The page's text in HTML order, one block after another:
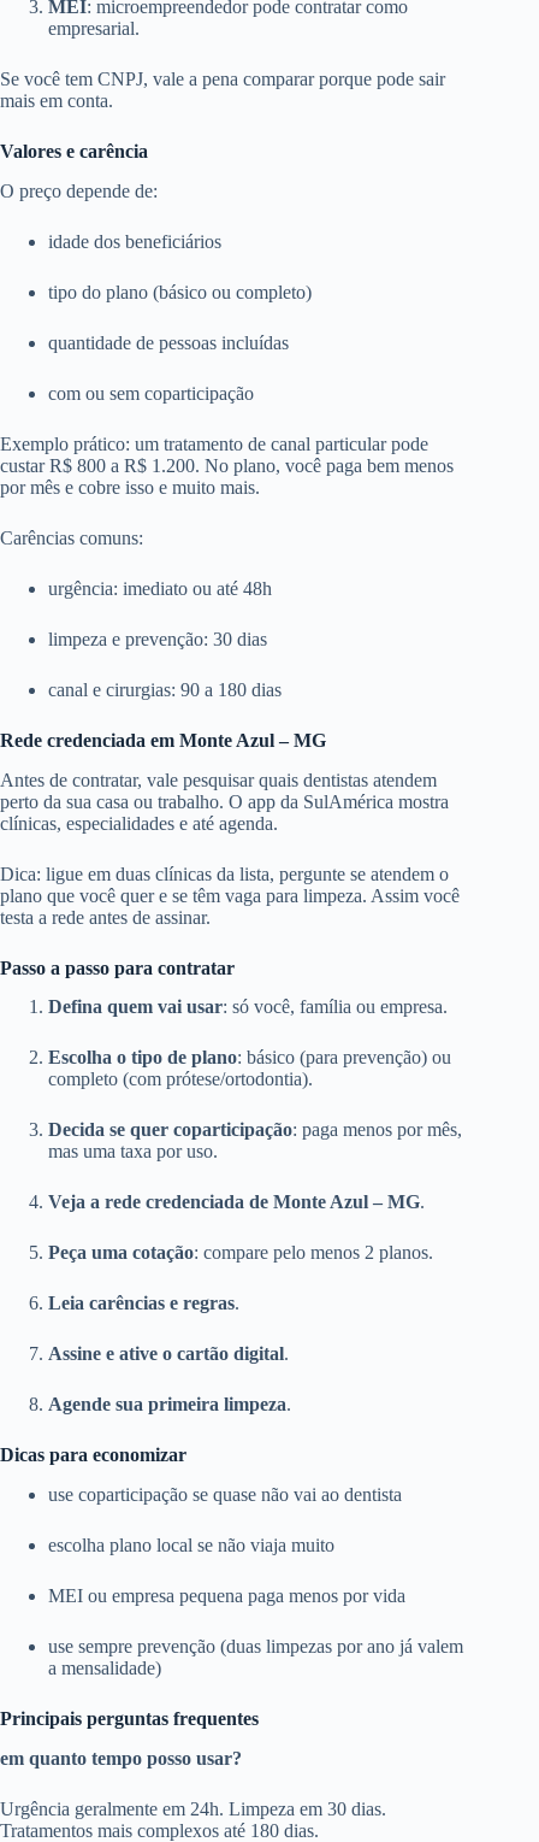
MEI: microempreendedor pode contratar como
empresarial.
Se você tem CNPJ, vale a pena comparar porque pode sair
mais em conta.
Valores e carência
O preço depende de:
idade dos beneficiários
tipo do plano (básico ou completo)
quantidade de pessoas incluídas
com ou sem coparticipação
Exemplo prático: um tratamento de canal particular pode
custar R$ 800 a R$ 1.200. No plano, você paga bem menos
por mês e cobre isso e muito mais.
Carências comuns:
urgência: imediato ou até 48h
limpeza e prevenção: 30 dias
canal e cirurgias: 90 a 180 dias
Rede credenciada em Monte Azul – MG
Antes de contratar, vale pesquisar quais dentistas atendem
perto da sua casa ou trabalho. O app da SulAmérica mostra
clínicas, especialidades e até agenda.
Dica: ligue em duas clínicas da lista, pergunte se atendem o
plano que você quer e se têm vaga para limpeza. Assim você
testa a rede antes de assinar.
Passo a passo para contratar
Defina quem vai usar: só você, família ou empresa.
Escolha o tipo de plano: básico (para prevenção) ou
completo (com prótese/ortodontia).
Decida se quer coparticipação: paga menos por mês,
mas uma taxa por uso.
Veja a rede credenciada de Monte Azul – MG.
Peça uma cotação: compare pelo menos 2 planos.
Leia carências e regras.
Assine e ative o cartão digital.
Agende sua primeira limpeza.
Dicas para economizar
use coparticipação se quase não vai ao dentista
escolha plano local se não viaja muito
MEI ou empresa pequena paga menos por vida
use sempre prevenção (duas limpezas por ano já valem
a mensalidade)
Principais perguntas frequentes
em quanto tempo posso usar?
Urgência geralmente em 24h. Limpeza em 30 dias.
Tratamentos mais complexos até 180 dias.